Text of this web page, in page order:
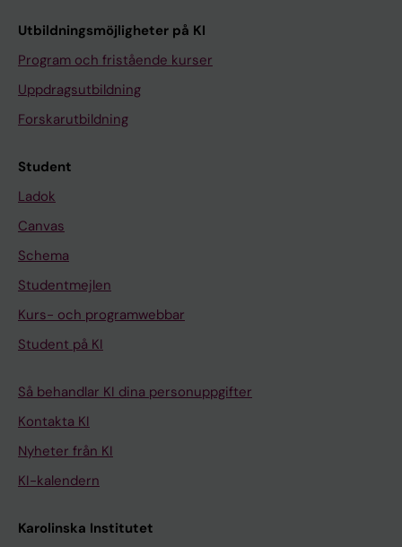
Utbildningsmöjligheter på KI
Program och fristående kurser
Uppdragsutbildning
Forskarutbildning
Student
Ladok
Canvas
Schema
Studentmejlen
Kurs- och programwebbar
Student på KI
Så behandlar KI dina personuppgifter
Kontakta KI
Nyheter från KI
KI-kalendern
Karolinska Institutet